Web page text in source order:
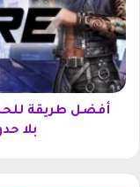
ر
م
ة
ت
ب
ط
ر
ي
ق
ة
أفضل طريقة
بلا